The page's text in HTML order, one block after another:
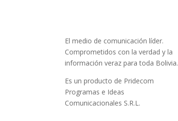
El medio de comunicación líder.
Comprometidos con la verdad y la
información veraz para toda Bolivia.
Es un producto de Pridecom
Programas e Ideas
Comunicacionales S.R.L.